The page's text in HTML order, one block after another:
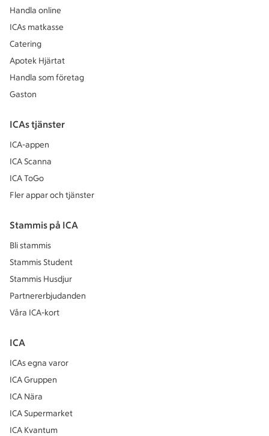
Handla online
ICAs matkasse
Catering
Apotek Hjärtat
Handla som företag
Gaston
ICAs tjänster
ICA-appen
ICA Scanna
ICA ToGo
Fler appar och tjänster
Stammis på ICA
Bli stammis
Stammis Student
Stammis Husdjur
Partnererbjudanden
Våra ICA-kort
ICA
ICAs egna varor
ICA Gruppen
ICA Nära
ICA Supermarket
ICA Kvantum